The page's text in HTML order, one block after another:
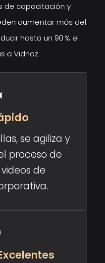
de capacitación y
aumentar más del
hasta un 90 % el
a Vidnoz.
se agiliza y
proceso de
de